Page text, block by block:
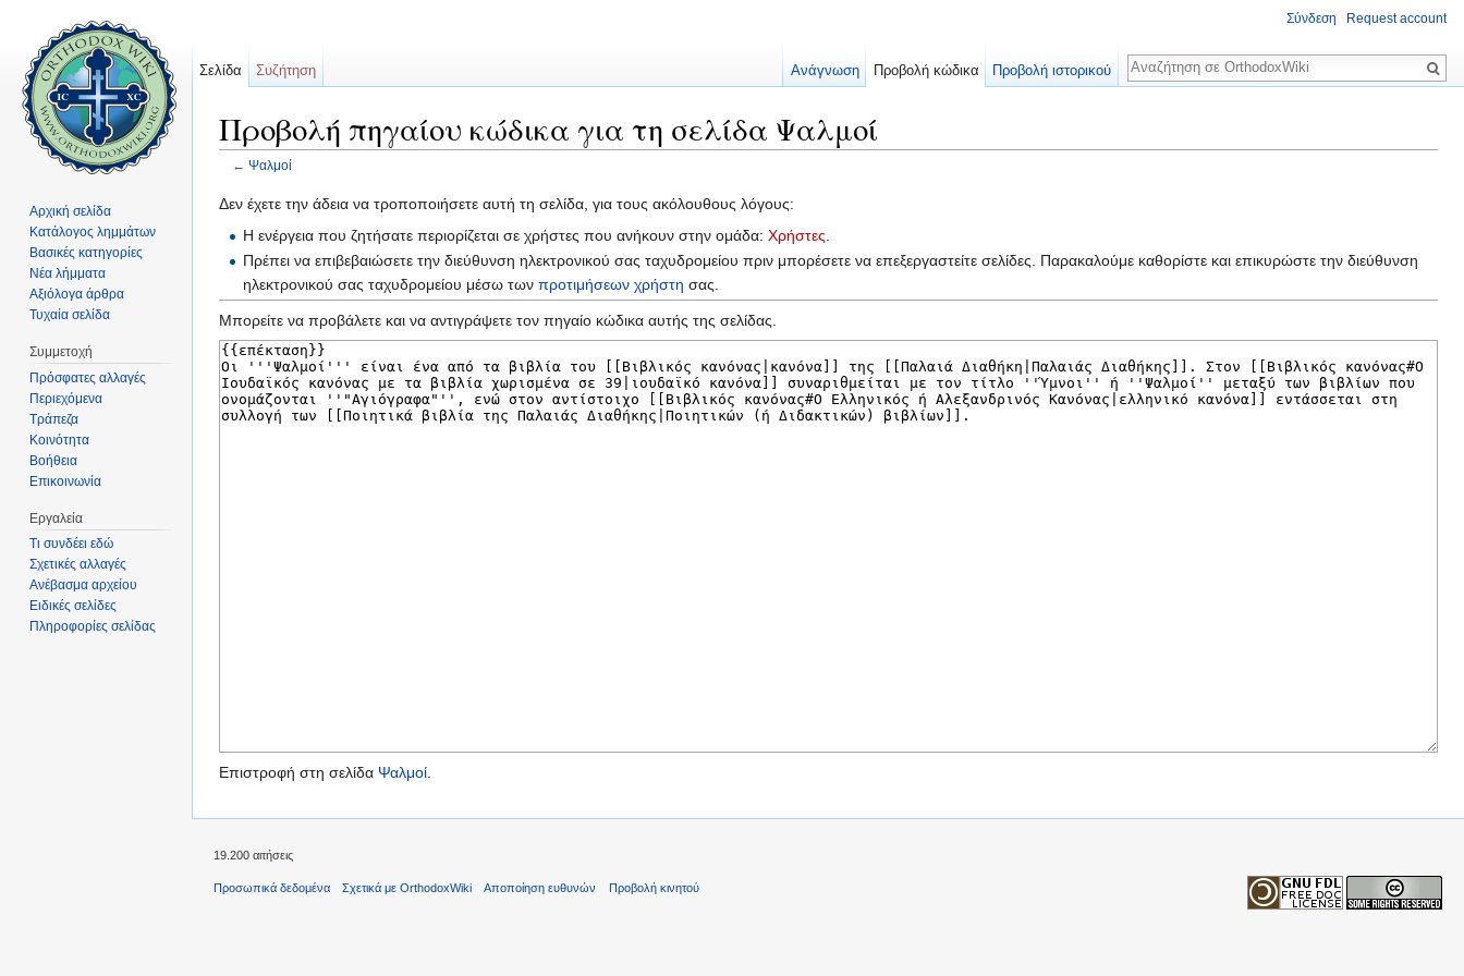
Προβολή πηγαίου κώδικα για τη σελίδα Ψαλμοί
← Ψαλμοί
Δεν έχετε την άδεια να τροποποιήσετε αυτή τη σελίδα, για τους ακόλουθους λόγους:
Η ενέργεια που ζητήσατε περιορίζεται σε χρήστες που ανήκουν στην ομάδα:Χρήστες
Πρέπει να επιβεβαιώσετε την διεύθυνση ηλεκτρονικού σας ταχυδρομείου πριν μπορέσετε να επεξεργαστείτε σελίδες. Παρακαλούμε καθορίστε και επικυρώστε την διεύθυνση
ηλεκτρονικού σας ταχυδρομείου μέσω τωνπροτιμήσεων χρήστη σας.
Μπορείτε να προβάλετε και να αντιγράψετε τον πηγαίο κώδικα αυτής της σελίδας.
Επιστροφή στη σελίδα Ψαλμοί.
Σύνδεση Request account
Σελίδα Συζήτηση Ανάγνωση Προβολή κώδικα Προβολή ιστορικού
Αναζήτηση
Αρχική σελίδα
Κατάλογος λημμάτων
Βασικές κατηγορίες
Νέα λήμματα
Αξιόλογα άρθρα
Τυχαία σελίδα
Συμμετοχή
Πρόσφατες αλλαγές
Περιεχόμενα
Τράπεζα
Κοινότητα
Βοήθεια
Επικοινωνία
Εργαλεία
Τι συνδέει εδώ
Σχετικές αλλαγές
Ανέβασμα αρχείου
Ειδικές σελίδες
Πληροφορίες σελίδας
19.200 αιτήσεις
Προσωπικά δεδομένα Σχετικά με OrthodoxWiki Αποποίηση ευθυνών Προβολή κινητού